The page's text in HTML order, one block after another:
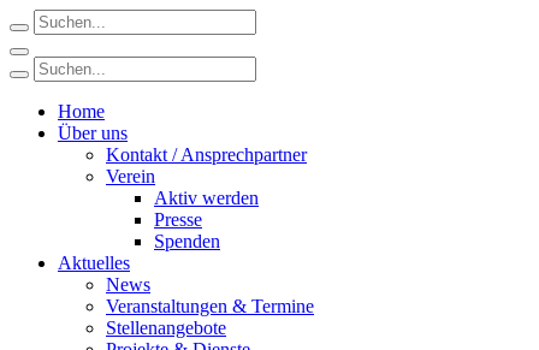
Home
Über uns
Kontakt / Ansprechpartner
Verein
Aktiv werden
Presse
Spenden
Aktuelles
News
Veranstaltungen & Termine
Stellenangebote